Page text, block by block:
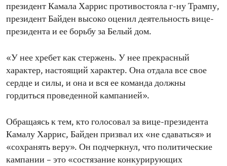
президент Камала Харрис противостояла г-ну Трампу,
президент Байден высоко оценил деятельность вице-
президента и ее борьбу за Белый дом.
«У нее хребет как стержень. У нее прекрасный
характер, настоящий характер. Она отдала все свое
сердце и силы, и она и вся ее команда должны
гордиться проведенной кампанией».
Обращаясь к тем, кто голосовал за вице-президента
Камалу Харрис, Байден призвал их «не сдаваться» и
«сохранять веру». Он подчеркнул, что политические
кампании – это «состязание конкурирующих